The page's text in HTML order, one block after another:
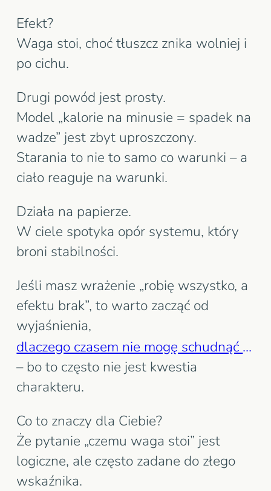
Efekt?
Waga stoi, choć tłuszcz znika wolniej i
po cichu.
Drugi powód jest prosty.
Model „kalorie na minusie = spadek na
wadze” jest zbyt uproszczony.
Starania to nie to samo co warunki – a
ciało reaguje na warunki.
Działa na papierze.
W ciele spotyka opór systemu, który
broni stabilności.
Jeśli masz wrażenie „robię wszystko, a
efektu brak”, to warto zacząć od
wyjaśnienia,
dlaczego czasem nie mogę schudnąć mimo starań
– bo to często nie jest kwestia
charakteru.
Co to znaczy dla Ciebie?
Że pytanie „czemu waga stoi” jest
logiczne, ale często zadane do złego
wskaźnika.